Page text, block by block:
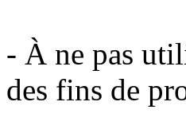
- À ne pas
des fins de